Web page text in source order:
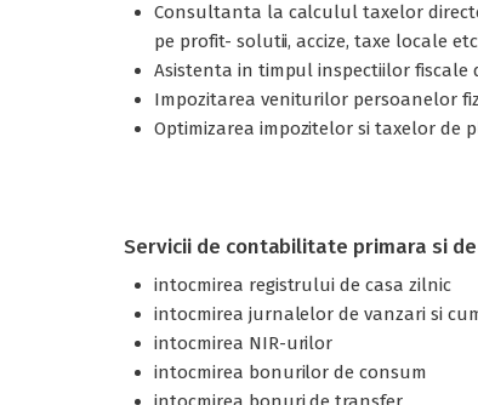
Consultanta la calculul taxelor
pe profit- solutii, accize, taxe locale
Asistenta in timpul inspectiilor
Impozitarea veniturilor persoanelor
Optimizarea impozitelor si taxelor de
Servicii de contabilitate primara si
intocmirea registrului de casa zilnic
intocmirea jurnalelor de vanzari si
intocmirea NIR-urilor
intocmirea bonurilor de consum